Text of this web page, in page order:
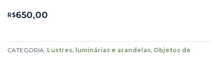
R$650,00
CATEGORIA: Lustres, luminárias e arandelas Objetos de